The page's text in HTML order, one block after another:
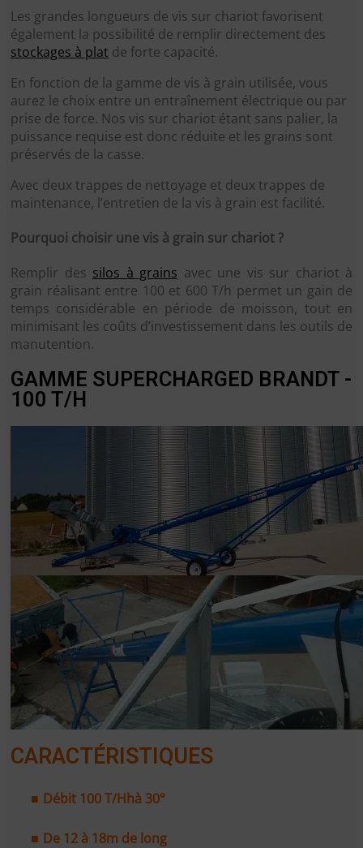
Les grandes longueurs de vis sur chariot favorisent
également la possibilité de remplir directement des
stockages à plat de forte capacité.
En fonction de la gamme de vis à grain utilisée, vous
aurez le choix entre un entraînement électrique ou par
prise de force. Nos vis sur chariot étant sans palier, la
puissance requise est donc réduite et les grains sont
préservés de la casse.
Avec deux trappes de nettoyage et deux trappes de
maintenance, l’entretien de la vis à grain est facilité.
Pourquoi choisir une vis à grain sur chariot ?
Remplir des silos à grains avec une vis sur chariot à
grain réalisant entre 100 et 600 T/h permet un gain de
temps considérable en période de moisson, tout en
minimisant les coûts d’investissement dans les outils de
manutention.
GAMME SUPERCHARGED BRANDT -
100 T/H
CARACTÉRISTIQUES
Débit 100 T/Hhà 30°
De 12 à 18m de long